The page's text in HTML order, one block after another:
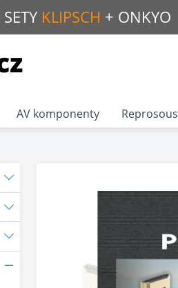
SETY KLIPSCH + ONKYO
AV komponenty